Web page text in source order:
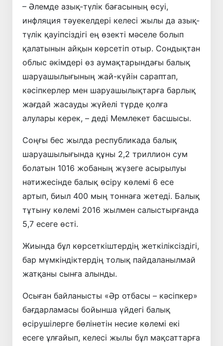
– Әлемде азық-түлік бағасының өсуі,
инфляция тәуекелдері келесі жылы да азық-
түлік қауіпсіздігі ең өзекті мәселе болып
қалатынын айқын көрсетіп отыр. Сондықтан
облыс әкімдері өз аумақтарындағы балық
шаруашылығының жай-күйін сараптап,
кәсіпкерлер мен шаруашылықтарға барлық
жағдай жасауды жүйелі түрде қолға
алулары керек, – деді Мемлекет басшысы.
Соңғы бес жылда республикада балық
шаруашылығында құны 2,2 триллион сум
болатын 1016 жобаның жүзеге асырылуы
нәтижесінде балық өсіру көлемі 6 есе
артып, биыл 400 мың тоннаға жетеді. Балық
тұтыну көлемі 2016 жылмен салыстырғанда
5,7 есеге өсті.
Жиында бұл көрсеткіштердің жеткіліксіздігі,
бар мүмкіндіктердің толық пайдаланылмай
жатқаны сынға алынды.
Осыған байланысты «Әр отбасы – кәсіпкер»
бағдарламасы бойынша үйдегі балық
өсірушілерге бөлінетін несие көлемі екі
есеге ұлғайып, келесі жылы бұл мақсаттарға